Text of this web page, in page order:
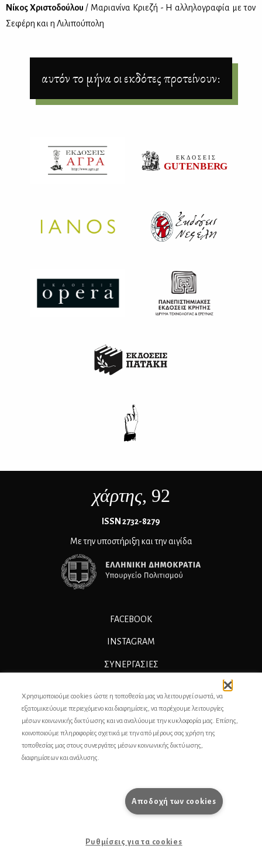
Νί­κος Χρι­στο­δού­λου / Μα­ρια­νί­να Κριε­ζή - Η αλ­λη­λο­γρα­φία με τον
Σε­φέ­ρη και η Λι­λι­πού­πο­λη
αυτόν το μήνα οι εκδότες προτείνουν:
χάρτης, 92
ΙSSN 2732-8279
Με την υποστήριξη και την αιγίδα
FACEBOOK
INSTAGRAM
ΣΥΝΕΡΓΑΣΊΕΣ
ΕΠΙΚΟΙΝΩΝΙΑ
ΣΥΝΤΕΛΕΣΤΕΣ
ΟΡΟΙ ΧΡΗΣΗΣ
Χρησιμοποιούμε cookies ώστε η τοποθεσία μας να λειτουργεί σωστά, να
εξατομικεύουμε περιεχόμενο και διαφημίσεις, να παρέχουμε λειτουργίες
μέσων κοινωνικής δικτύωσης και να αναλύουμε την κυκλοφορία μας. Επίσης,
κοινοποιούμε πληροφορίες σχετικά με την από μέρους σας χρήση της
τοποθεσίας μας στους συνεργάτες μέσων κοινωνικής δικτύωσης,
διαφημίσεων και ανάλυσης.
Αποδοχή των cookies
Ρυθμίσεις για τα cookies